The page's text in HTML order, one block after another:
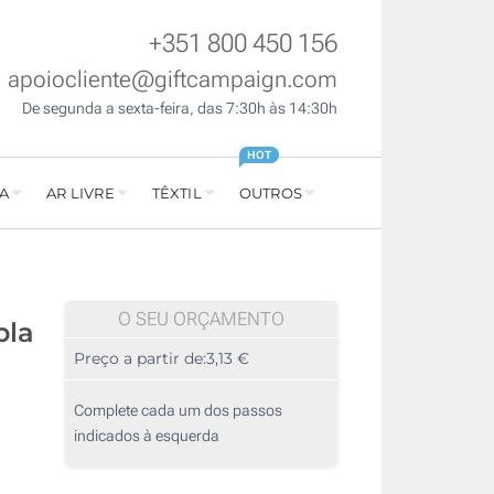
+351 800 450 156
apoiocliente@giftcampaign.com
De segunda a sexta-feira, das 7:30h às 14:30h
AR LIVRE TÊXTIL OUTROS
HOT
O SEU ORÇAMENTO
Preço a partir de:3,13 €
Complete cada um dos passos
indicados à esquerda